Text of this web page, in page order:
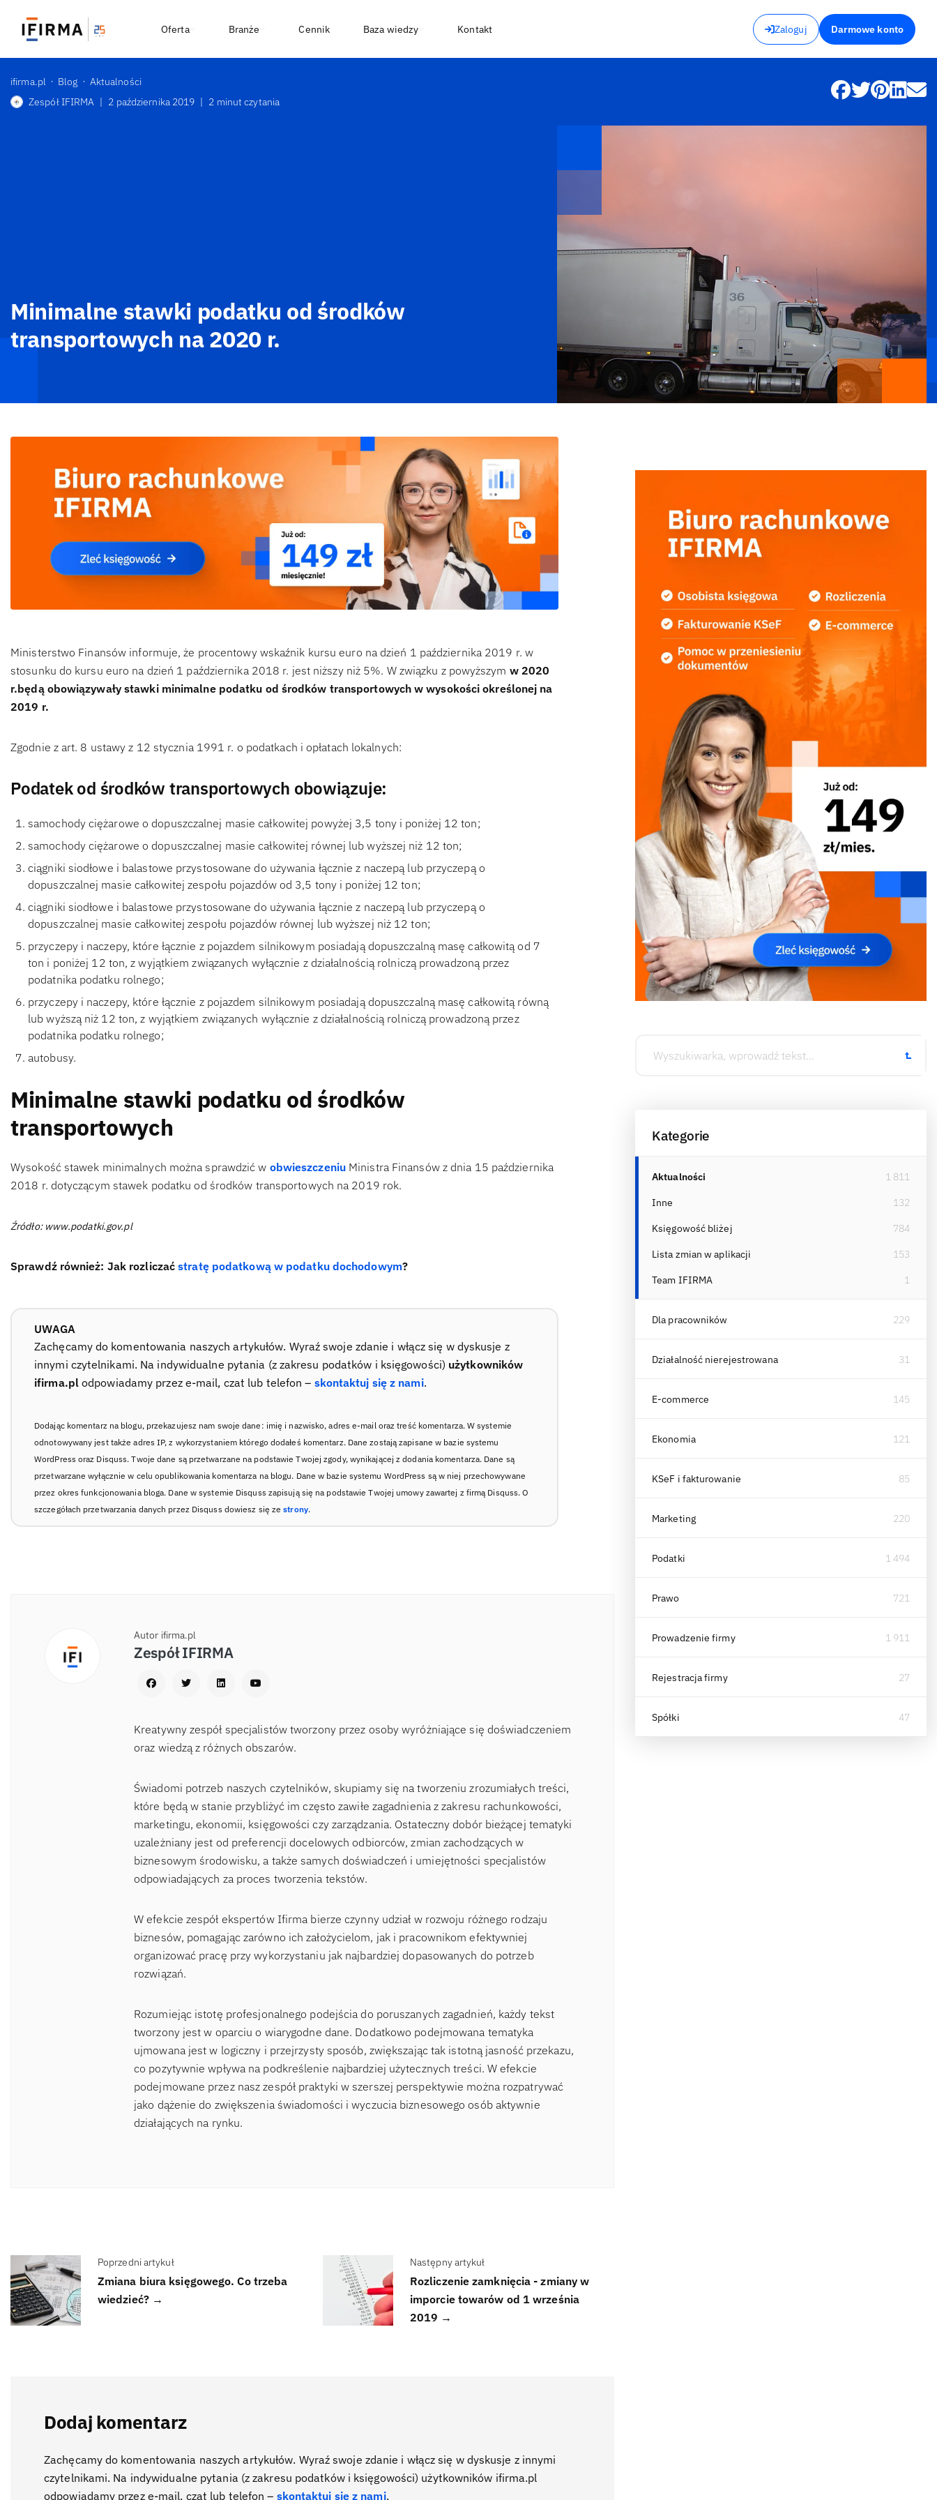
Zaloguj Darmowe konto
Oferta Branże Cennik Baza wiedzy Kontakt
ifirma.pl Blog
Aktualności
Zespół IFIRMA | 2 października 2019 | 2 minut czytania
Minimalne stawki podatku od środków
transportowych na 2020 r.
Ministerstwo Finansów informuje, że procentowy wskaźnik kursu euro na dzień 1 października 2019 r. w
stosunku do kursu euro na dzień 1 października 2018 r. jest niższy niż 5%. W związku z powyższym w 2020
r.będą obowiązywały stawki minimalne podatku od środków transportowych w wysokości określonej na
2019 r.
Zgodnie z art. 8 ustawy z 12 stycznia 1991 r. o podatkach i opłatach lokalnych:
Podatek od środków transportowych obowiązuje:
samochody ciężarowe o dopuszczalnej masie całkowitej powyżej 3,5 tony i poniżej 12 ton;
samochody ciężarowe o dopuszczalnej masie całkowitej równej lub wyższej niż 12 ton;
ciągniki siodłowe i balastowe przystosowane do używania łącznie z naczepą lub przyczepą o
dopuszczalnej masie całkowitej zespołu pojazdów od 3,5 tony i poniżej 12 ton;
ciągniki siodłowe i balastowe przystosowane do używania łącznie z naczepą lub przyczepą o
dopuszczalnej masie całkowitej zespołu pojazdów równej lub wyższej niż 12 ton;
przyczepy i naczepy, które łącznie z pojazdem silnikowym posiadają dopuszczalną masę całkowitą od 7
ton i poniżej 12 ton, z wyjątkiem związanych wyłącznie z działalnością rolniczą prowadzoną przez
podatnika podatku rolnego;
przyczepy i naczepy, które łącznie z pojazdem silnikowym posiadają dopuszczalną masę całkowitą równą
lub wyższą niż 12 ton, z wyjątkiem związanych wyłącznie z działalnością rolniczą prowadzoną przez
podatnika podatku rolnego;
autobusy.
Minimalne stawki podatku od środków
transportowych
Wysokość stawek minimalnych można sprawdzić w obwieszczeniuMinistra Finansów z dnia 15 października
2018 r. dotyczącym stawek podatku od środków transportowych na 2019 rok.
Źródło: www.podatki.gov.pl
Sprawdź również: Jak rozliczaćstratę podatkową w podatku dochodowym?
UWAGA
Zachęcamy do komentowania naszych artykułów. Wyraź swoje zdanie i włącz się w dyskusje z
innymi czytelnikami. Na indywidualne pytania (z zakresu podatków i księgowości) użytkowników
ifirma.plodpowiadamy przez e-mail, czat lub telefon – skontaktuj się z nami.
Dodając komentarz na blogu, przekazujesz nam swoje dane: imię i nazwisko, adres e-mail oraz treść komentarza. W systemie
odnotowywany jest także adres IP, z wykorzystaniem którego dodałeś komentarz. Dane zostają zapisane w bazie systemu
WordPress oraz Disquss. Twoje dane są przetwarzane na podstawie Twojej zgody, wynikającej z dodania komentarza. Dane są
przetwarzane wyłącznie w celu opublikowania komentarza na blogu. Dane w bazie systemu WordPress są w niej przechowywane
przez okres funkcjonowania bloga. Dane w systemie Disquss zapisują się na podstawie Twojej umowy zawartej z firmą Disquss. O
szczegółach przetwarzania danych przez Disquss dowiesz się zestrony.
Autor ifirma.pl
Zespół IFIRMA
Kreatywny zespół specjalistów tworzony przez osoby wyróżniające się doświadczeniem
oraz wiedzą z różnych obszarów.
Świadomi potrzeb naszych czytelników, skupiamy się na tworzeniu zrozumiałych treści,
które będą w stanie przybliżyć im często zawiłe zagadnienia z zakresu rachunkowości,
marketingu, ekonomii, księgowości czy zarządzania. Ostateczny dobór bieżącej tematyki
uzależniany jest od preferencji docelowych odbiorców, zmian zachodzących w
biznesowym środowisku, a także samych doświadczeń i umiejętności specjalistów
odpowiadających za proces tworzenia tekstów.
W efekcie zespół ekspertów Ifirma bierze czynny udział w rozwoju różnego rodzaju
biznesów, pomagając zarówno ich założycielom, jak i pracownikom efektywniej
organizować pracę przy wykorzystaniu jak najbardziej dopasowanych do potrzeb
rozwiązań.
Rozumiejąc istotę profesjonalnego podejścia do poruszanych zagadnień, każdy tekst
tworzony jest w oparciu o wiarygodne dane. Dodatkowo podejmowana tematyka
ujmowana jest w logiczny i przejrzysty sposób, zwiększając tak istotną jasność przekazu,
co pozytywnie wpływa na podkreślenie najbardziej użytecznych treści. W efekcie
podejmowane przez nasz zespół praktyki w szerszej perspektywie można rozpatrywać
jako dążenie do zwiększenia świadomości i wyczucia biznesowego osób aktywnie
działających na rynku.
Poprzedni artykuł
Zmiana biura księgowego. Co trzeba
wiedzieć? →
Następny artykuł
Rozliczenie zamknięcia - zmiany w
imporcie towarów od 1 września
2019 →
Dodaj komentarz
Zachęcamy do komentowania naszych artykułów. Wyraź swoje zdanie i włącz się w dyskusje z innymi
czytelnikami. Na indywidualne pytania (z zakresu podatków i księgowości) użytkowników ifirma.pl
odpowiadamy przez e-mail, czat lub telefon – skontaktuj się z nami.
Kategorie
Aktualności 1 811
Inne 132
Księgowość bliżej 784
Lista zmian w aplikacji 153
Team IFIRMA 1
Dla pracowników 229
Działalność nierejestrowana 31
E-commerce 145
Ekonomia 121
KSeF i fakturowanie 85
Marketing 220
Podatki 1 494
Prawo 721
Prowadzenie firmy 1 911
Rejestracja firmy 27
Spółki 47